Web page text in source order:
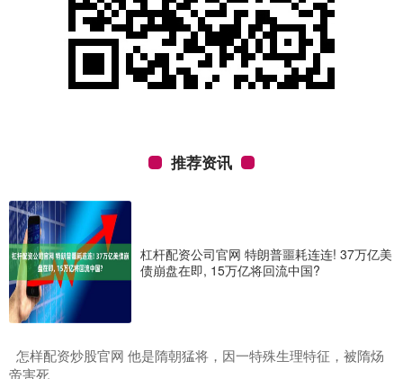
推荐资讯
杠杆配资公司官网 特朗普噩耗连连! 37万亿美
债崩盘在即, 15万亿将回流中国?
​怎样配资炒股官网 他是隋朝猛将，因一特殊生理特征，被隋炀
帝害死